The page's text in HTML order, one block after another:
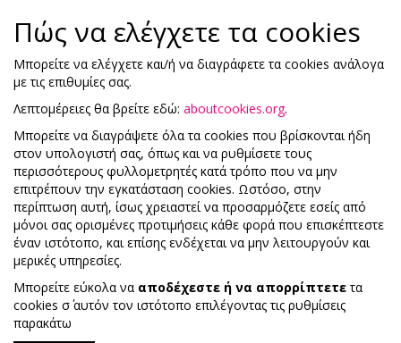
Πώς να ελέγχετε τα cookies
Μπορείτε να ελέγχετε και/ή να διαγράφετε τα cookies ανάλογα
με τις επιθυμίες σας.
Λεπτομέρειες θα βρείτε εδώ: aboutcookies.org.
Μπορείτε να διαγράψετε όλα τα cookies που βρίσκονται ήδη
στον υπολογιστή σας, όπως και να ρυθμίσετε τους
περισσότερους φυλλομετρητές κατά τρόπο που να μην
επιτρέπουν την εγκατάσταση cookies. Ωστόσο, στην
περίπτωση αυτή, ίσως χρειαστεί να προσαρμόζετε εσείς από
μόνοι σας ορισμένες προτιμήσεις κάθε φορά που επισκέπτεστε
έναν ιστότοπο, και επίσης ενδέχεται να μην λειτουργούν και
μερικές υπηρεσίες.
Μπορείτε εύκολα να αποδέχεστε ή να απορρίπτετετα
cookies σ΄ αυτόν τον ιστότοπο επιλέγοντας τις ρυθμίσεις
παρακάτω